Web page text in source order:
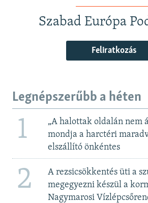
Szabad Európa
Feliratkozás
Legnépszerűbb a héten
1
„A halottak oldalán nem
mondja a harctéri
elszállító önkéntes
2
A rezsicsökkentés üti a
megegyezni készül a
Nagymarosi